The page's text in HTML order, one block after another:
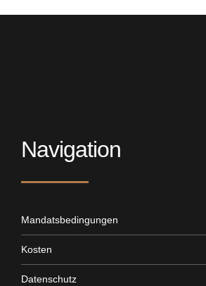
Navigation
Mandatsbedingungen
Kosten
Datenschutz